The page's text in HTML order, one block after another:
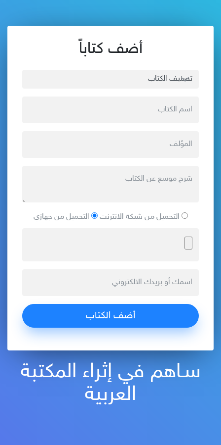
أضف كتاباً
التحميل من شبكة الانترنت التحميل من جهازي
سـاهم في إثراء المكتبة
العربية